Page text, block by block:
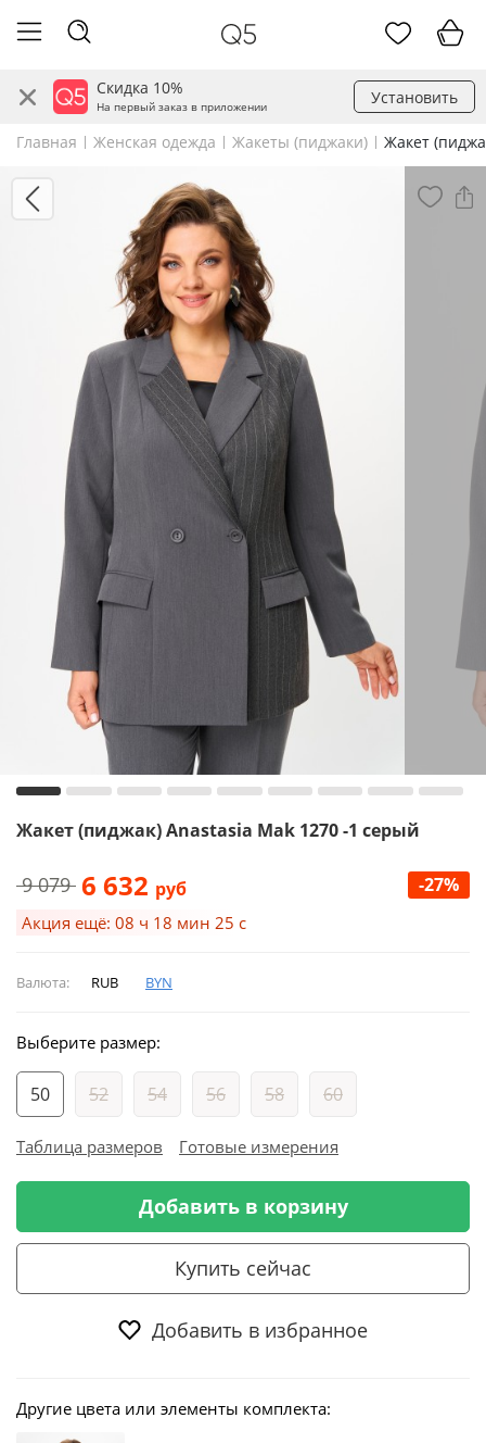
Скидка 10%
На первый заказ в приложении Установить
Главная Женская одежда Жакеты (пиджаки) Жакет
Жакет (пиджак) Anastasia Mak 1270 -1 серый
9 079 6 632 руб -27%
Акция ещё: 08 ч 18 мин 24 с
Валюта: RUB BYN
Выберите размер:
50 52 54 56 58 60
Таблица размеров Готовые измерения
Добавить в корзину
Купить сейчас
Добавить в избранное
Другие цвета или элементы комплекта: